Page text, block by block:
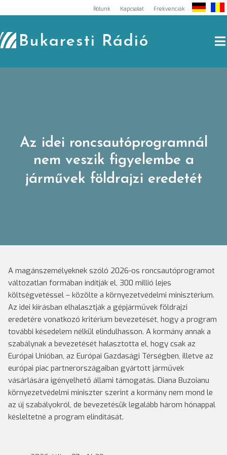
to
content
Rólunk Kapcsolat Frekvenciák
Bukaresti Rádió
Az idei roncsautóprogramnál
nem veszik figyelembe a
járművek földrajzi eredetét
A magánszemélyeknek szóló 2026-os roncsautóprogramot
változatlan formában indítják el, 300 millió lejes
költségvetéssel – közölte a környezetvédelmi minisztérium.
Az idei kiírásban elhalasztják a gépjárművek földrajzi
eredetére vonatkozó kritérium bevezetését, hogy a program
további késedelem nélkül elindulhasson. A kormány annak a
szabálynak a bevezetését halasztotta el, hogy csak az
Európai Unióban, az Európai Gazdasági Térségben, illetve az
európai piac partnerországaiban gyártott járművek
vásárlására igényelhető állami támogatás. Diana Buzoianu
környezetvédelmi miniszter szerint a kormány nem mond le
az új szabályokról, de bevezetésük legalább három hónappal
késleltetné a program elindítását.